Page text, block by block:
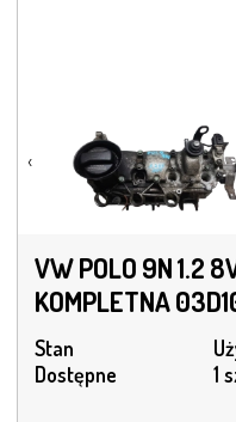
‹
VW POLO 9N 1.2
KOMPLETNA
Stan
Dostępne
1